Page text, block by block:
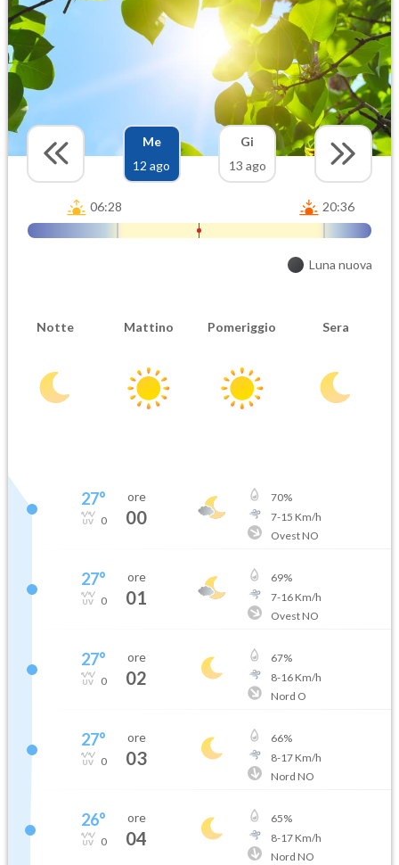
Me
12 ago
Gi
13 ago
06:28 20:36
Luna nuova
Notte Mattino Pomeriggio Sera
27°
0
ore
00
70%
7-15 Km/h
Ovest NO
27°
0
ore
01
69%
7-16Km/h
Ovest NO
27°
0
ore
02
67%
8-16Km/h
Nord O
27°
0
ore
03
66%
8-17Km/h
Nord NO
26°
0
ore
04
65%
8-17Km/h
Nord NO